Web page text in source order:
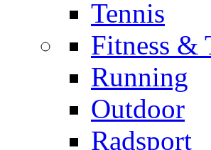
Tennis
Fitness &
Running
Outdoor
Radsport